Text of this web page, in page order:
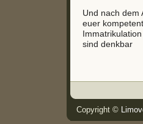
Und nach dem
euer
sind denkbar
Copyright ©